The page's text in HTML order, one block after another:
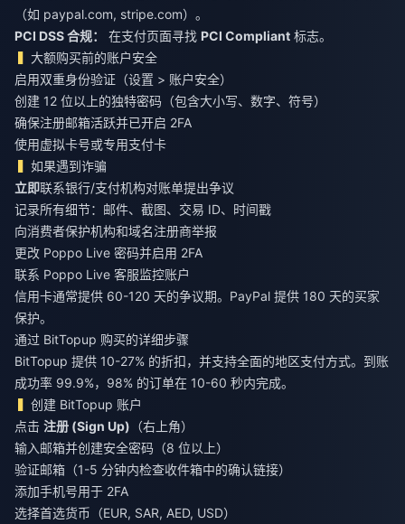
（如 paypal.com, stripe.com）。
PCI DSS 合规：
在支付页面寻找 PCI Compliant 标志。
大额购买前的账户安全
启用双重身份验证（设置 > 账户安全）
创建 12 位以上的独特密码（包含大小写、数字、符号）
确保注册邮箱活跃并已开启 2FA
使用虚拟卡号或专用支付卡
如果遇到诈骗
立即联系银行/支付机构对账单提出争议
记录所有细节：邮件、截图、交易 ID、时间戳
向消费者保护机构和域名注册商举报
更改 Poppo Live 密码并启用 2FA
联系 Poppo Live 客服监控账户
信用卡通常提供 60-120 天的争议期。PayPal 提供 180 天的买家
保护。
通过 BitTopup 购买的详细步骤
BitTopup 提供 10-27% 的折扣，并支持全面的地区支付方式。到账
成功率 99.9%，98% 的订单在 10-60 秒内完成。
创建 BitTopup 账户
点击 注册 (Sign Up) （右上角）
输入邮箱并创建安全密码（8 位以上）
验证邮箱（1-5 分钟内检查收件箱中的确认链接）
添加手机号用于 2FA
选择首选货币（EUR, SAR, AED, USD）